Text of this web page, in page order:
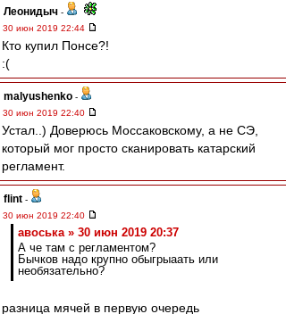
Леонидыч -
30 июн 2019 22:44
Кто купил Понсе?!
:(
malyushenko -
30 июн 2019 22:40
Устал..) Доверюсь Моссаковскому, а не СЭ,
который мог просто сканировать катарский
регламент.
flint -
30 июн 2019 22:40
авоська » 30 июн 2019 20:37
А че там с регламентом?
Бычков надо крупно обыгрыаать или
необязательно?
разница мячей в первую очередь